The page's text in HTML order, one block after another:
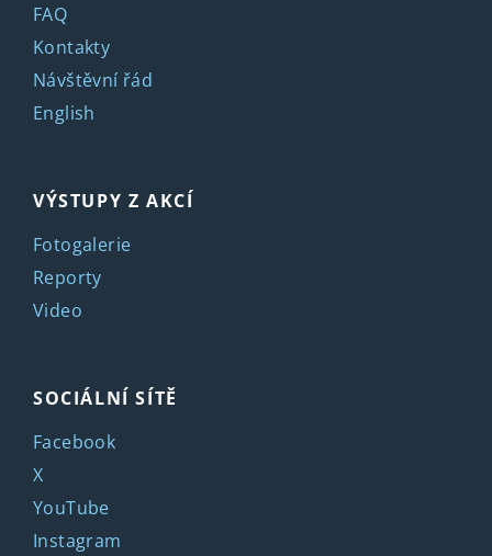
FAQ
Kontakty
Návštěvní řád
English
VÝSTUPY Z AKCÍ
Fotogalerie
Reporty
Video
SOCIÁLNÍ SÍTĚ
Facebook
X
YouTube
Instagram